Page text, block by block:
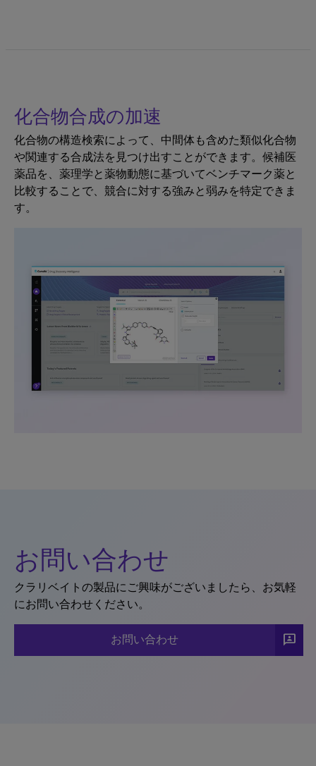
化合物合成の加速
化合物の構造検索によって、中間体も含めた類似化合物
や関連する合成法を見つけ出すことができます。候補医
薬品を、薬理学と薬物動態に基づいてベンチマーク薬と
比較することで、競合に対する強みと弱みを特定できま
す。
お問い合わせ
クラリベイトの製品にご興味がございましたら、お気軽
にお問い合わせください。
お問い合わせ 3p